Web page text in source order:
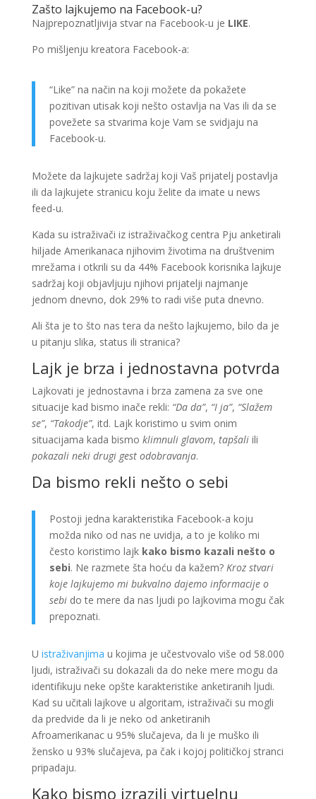
Zašto lajkujemo na Facebook-u?
Najprepoznatljivija stvar na Facebook-u je LIKE.
Po mišljenju kreatora Facebook-a:
“Like” na način na koji možete da pokažete
pozitivan utisak koji nešto ostavlja na Vas ili da se
povežete sa stvarima koje Vam se svidjaju na
Facebook-u.
Možete da lajkujete sadržaj koji Vaš prijatelj postavlja
ili da lajkujete stranicu koju želite da imate u news
feed-u.
Kada su istraživači iz istraživačkog centra Pju anketirali
hiljade Amerikanaca njihovim životima na društvenim
mrežama i otkrili su da 44% Facebook korisnika lajkuje
sadržaj koji objavljuju njihovi prijatelji najmanje
jednom dnevno, dok 29% to radi više puta dnevno.
Ali šta je to što nas tera da nešto lajkujemo, bilo da je
u pitanju slika, status ili stranica?
Lajk je brza i jednostavna potvrda
Lajkovati je jednostavna i brza zamena za sve one
situacije kad bismo inače rekli: “Da da”, “I ja”, “Slažem
se”, “Takodje”, itd. Lajk koristimo u svim onim
situacijama kada bismo klimnuli glavom, tapšali ili
pokazali neki drugi gest odobravanja.
Da bismo rekli nešto o sebi
Postoji jedna karakteristika Facebook-a koju
možda niko od nas ne uvidja, a to je koliko mi
često koristimo lajk kako bismo kazali nešto o
sebi. Ne razmete šta hoću da kažem?Kroz stvari
koje lajkujemo mi bukvalno dajemo informacije o
sebido te mere da nas ljudi po lajkovima mogu čak
prepoznati.
U istraživanjima u kojima je učestvovalo više od 58.000
ljudi, istraživači su dokazali da do neke mere mogu da
identifikuju neke opšte karakteristike anketiranih ljudi.
Kad su učitali lajkove u algoritam, istraživači su mogli
da predvide da li je neko od anketiranih
Afroamerikanac u 95% slučajeva, da li je muško ili
žensko u 93% slučajeva, pa čak i kojoj političkoj stranci
pripadaju.
Kako bismo izrazili virtuelnu